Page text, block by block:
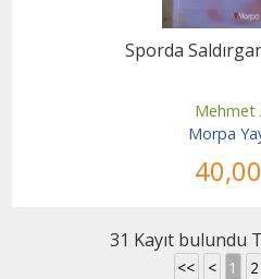
Sporda
Mehmet
Morpa
40,00
31 Kayıt bulundu
<< < 1 2